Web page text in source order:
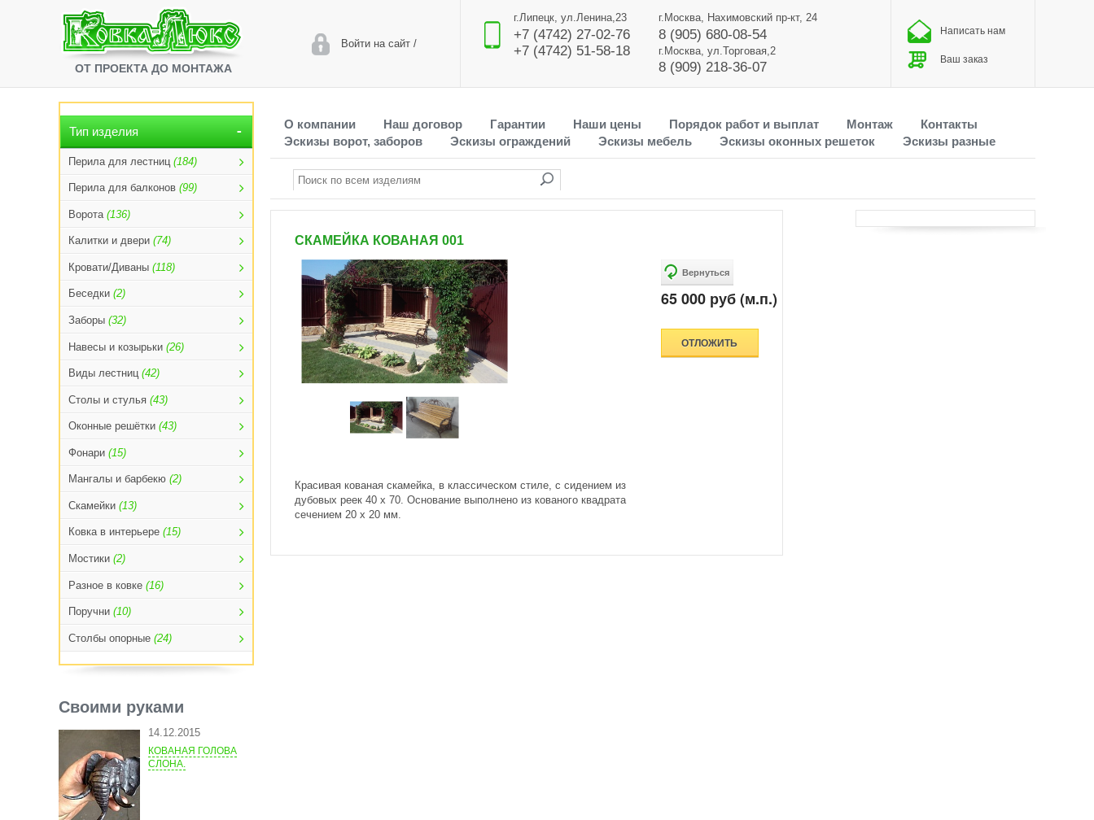
ОТ ПРОЕКТА ДО МОНТАЖА
Войти на сайт/
г.Липецк, ул.Ленина,23
+7 (4742) 27-02-76
+7 (4742) 51-58-18
г.Москва, Нахимовский пр-кт, 24
8 (905) 680-08-54
г.Москва, ул.Торговая,2
8 (909) 218-36-07
Написать нам
Ваш заказ
Тип изделия
Перила для лестниц (184)
Перила для балконов (99)
Ворота (136)
Калитки и двери (74)
Кровати/Диваны (118)
Беседки (2)
Заборы (32)
Навесы и козырьки (26)
Виды лестниц (42)
Столы и стулья (43)
Оконные решётки (43)
Фонари (15)
Мангалы и барбекю (2)
Скамейки (13)
Ковка в интерьере (15)
Мостики (2)
Разное в ковке (16)
Поручни (10)
Столбы опорные (24)
Своими руками
14.12.2015
КОВАНАЯ ГОЛОВА
СЛОНА.
О компании Наш договор Гарантии Наши цены Порядок работ и выплат Монтаж
Контакты
Эскизы ворот, заборов
Эскизы ограждений Эскизы мебель Эскизы оконных решеток Эскизы разные
СКАМЕЙКА КОВАНАЯ 001
65 000 руб (м.п.)
ОТЛОЖИТЬ
Красивая кованая скамейка, в классическом стиле, с сидением из
дубовых реек 40 х 70. Основание выполнено из кованого квадрата
сечением 20 х 20 мм.